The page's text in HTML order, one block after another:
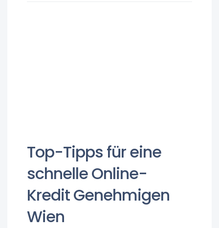
Top-Tipps für eine
schnelle Online-
Kredit Genehmigen
Wien